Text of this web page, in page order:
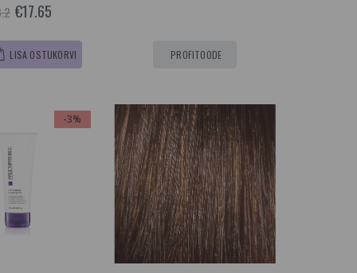
€17.65
LISA OSTUKORVI PROFITOODE
-3%